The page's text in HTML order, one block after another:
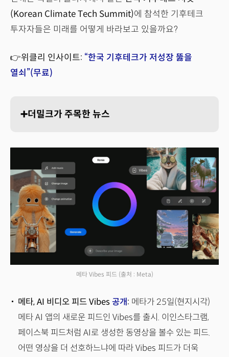
(Korean Climate Tech Summit)에 참석한 기후테크
투자자들은 미래를 어떻게 바라보고 있을까요?
👉위클리 인사이트: “한국 기후테크가 저성장 뚫을
열쇠”(무료)
➕더밀크가 주목한 뉴스
메타 Vibes 피드 (출처 : Meta)
메타, AI 비디오 피드 Vibes공개: 메타가 25일(현지시각)
메타 AI 앱의 새로운 피드인 Vibes를 출시. 이인스타그램,
페이스북 피드처럼 AI로 생성한 동영상을 볼수 있는 피드.
어떤 영상을 더 선호하느냐에 따라 Vibes 피드가 더욱